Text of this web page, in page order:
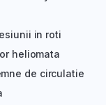
in roti
heliomata
de circulatie